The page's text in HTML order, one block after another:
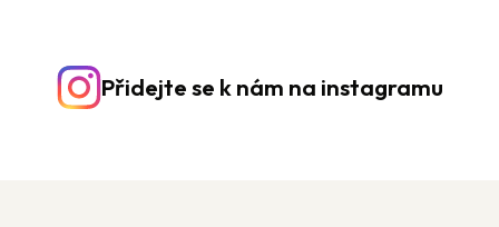
Přidejte se k nám na instagramu